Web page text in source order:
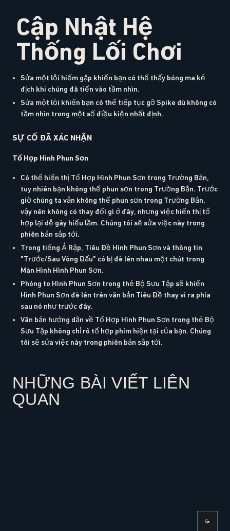
Cập Nhật Hệ
Thống Lối Chơi
Sửa một lỗi hiếm gặp khiến bạn có thể thấy bóng ma kẻ
địch khi chúng đã tiến vào tầm nhìn.
Sửa một lỗi khiến bạn có thể tiếp tục gỡ Spike dù không có
tầm nhìn trong một số điều kiện nhất định.
SỰ CỐ ĐÃ XÁC NHẬN
Tổ Hợp Hình Phun Sơn
Có thể hiển thị Tổ Hợp Hình Phun Sơn trong Trường Bắn,
tuy nhiên bạn không thể phun sơn trong Trường Bắn. Trước
giờ chúng ta vẫn không thể phun sơn trong Trường Bắn,
vậy nên không có thay đổi gì ở đây, nhưng việc hiển thị tổ
hợp lại dễ gây hiểu lầm. Chúng tôi sẽ sửa việc này trong
phiên bản sắp tới.
Trong tiếng Ả Rập, Tiêu Đề Hình Phun Sơn và thông tin
"Trước/Sau Vòng Đấu" có bị đè lên nhau một chút trong
Màn Hình Hình Phun Sơn.
Phóng to Hình Phun Sơn trong thẻ Bộ Sưu Tập sẽ khiến
Hình Phun Sơn đè lên trên văn bản Tiêu Đề thay vì ra phía
sau nó như trước đây.
Văn bản hướng dẫn về Tổ Hợp Hình Phun Sơn trong thẻ Bộ
Sưu Tập không chỉ rõ tổ hợp phím hiện tại của bạn. Chúng
tôi sẽ sửa việc này trong phiên bản sắp tới.
NHỮNG BÀI VIẾT LIÊN
QUAN